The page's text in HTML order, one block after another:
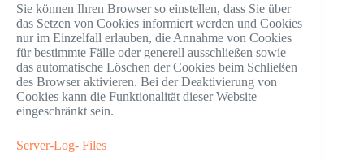
Sie können Ihren Browser so einstellen, dass Sie über
das Setzen von Cookies informiert werden und Cookies
nur im Einzelfall erlauben, die Annahme von Cookies
für bestimmte Fälle oder generell ausschließen sowie
das automatische Löschen der Cookies beim Schließen
des Browser aktivieren. Bei der Deaktivierung von
Cookies kann die Funktionalität dieser Website
eingeschränkt sein.
Server-Log- Files